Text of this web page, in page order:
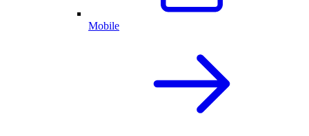
Mobile